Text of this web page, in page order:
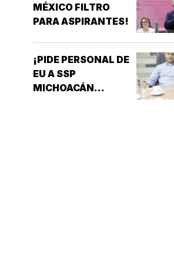
MÉXICO FILTRO
PARA ASPIRANTES!
¡PIDE PERSONAL DE
EU A SSP
MICHOACÁN